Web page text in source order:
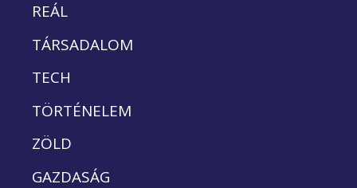
REÁL
TÁRSADALOM
TECH
TÖRTÉNELEM
ZÖLD
GAZDASÁG